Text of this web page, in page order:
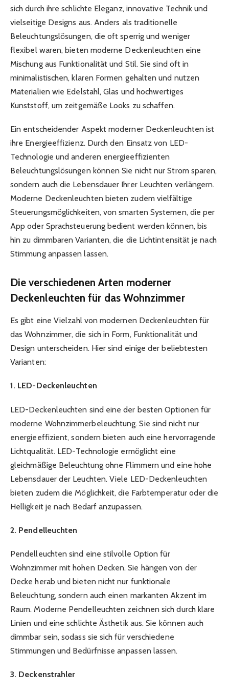
sich durch ihre schlichte Eleganz, innovative Technik und
vielseitige Designs aus. Anders als traditionelle
Beleuchtungslösungen, die oft sperrig und weniger
flexibel waren, bieten moderne Deckenleuchten eine
Mischung aus Funktionalität und Stil. Sie sind oft in
minimalistischen, klaren Formen gehalten und nutzen
Materialien wie Edelstahl, Glas und hochwertiges
Kunststoff, um zeitgemäße Looks zu schaffen.
Ein entscheidender Aspekt moderner Deckenleuchten ist
ihre Energieeffizienz. Durch den Einsatz von LED-
Technologie und anderen energieeffizienten
Beleuchtungslösungen können Sie nicht nur Strom sparen,
sondern auch die Lebensdauer Ihrer Leuchten verlängern.
Moderne Deckenleuchten bieten zudem vielfältige
Steuerungsmöglichkeiten, von smarten Systemen, die per
App oder Sprachsteuerung bedient werden können, bis
hin zu dimmbaren Varianten, die die Lichtintensität je nach
Stimmung anpassen lassen.
Die verschiedenen Arten moderner
Deckenleuchten für das Wohnzimmer
Es gibt eine Vielzahl von modernen Deckenleuchten für
das Wohnzimmer, die sich in Form, Funktionalität und
Design unterscheiden. Hier sind einige der beliebtesten
Varianten:
1. LED-Deckenleuchten
LED-Deckenleuchten sind eine der besten Optionen für
moderne Wohnzimmerbeleuchtung. Sie sind nicht nur
energieeffizient, sondern bieten auch eine hervorragende
Lichtqualität. LED-Technologie ermöglicht eine
gleichmäßige Beleuchtung ohne Flimmern und eine hohe
Lebensdauer der Leuchten. Viele LED-Deckenleuchten
bieten zudem die Möglichkeit, die Farbtemperatur oder die
Helligkeit je nach Bedarf anzupassen.
2. Pendelleuchten
Pendelleuchten sind eine stilvolle Option für
Wohnzimmer mit hohen Decken. Sie hängen von der
Decke herab und bieten nicht nur funktionale
Beleuchtung, sondern auch einen markanten Akzent im
Raum. Moderne Pendelleuchten zeichnen sich durch klare
Linien und eine schlichte Ästhetik aus. Sie können auch
dimmbar sein, sodass sie sich für verschiedene
Stimmungen und Bedürfnisse anpassen lassen.
3. Deckenstrahler